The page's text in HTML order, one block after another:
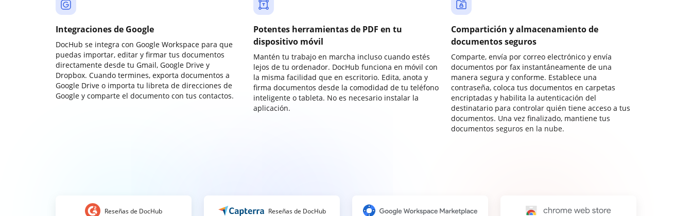
Integraciones de Google
DocHub se integra con Google Workspace para que
puedas importar, editar y firmar tus documentos
directamente desde tu Gmail, Google Drive y
Dropbox. Cuando termines, exporta documentos a
Google Drive o importa tu libreta de direcciones de
Google y comparte el documento con tus contactos.
Potentes herramientas de PDF en tu
dispositivo móvil
Mantén tu trabajo en marcha incluso cuando estés
lejos de tu ordenador. DocHub funciona en móvil con
la misma facilidad que en escritorio. Edita, anota y
firma documentos desde la comodidad de tu teléfono
inteligente o tableta. No es necesario instalar la
aplicación.
Compartición y almacenamiento de
documentos seguros
Comparte, envía por correo electrónico y envía
documentos por fax instantáneamente de una
manera segura y conforme. Establece una
contraseña, coloca tus documentos en carpetas
encriptadas y habilita la autenticación del
destinatario para controlar quién tiene acceso a tus
documentos. Una vez finalizado, mantiene tus
documentos seguros en la nube.
Reseñas de DocHub
Reseñas de DocHub